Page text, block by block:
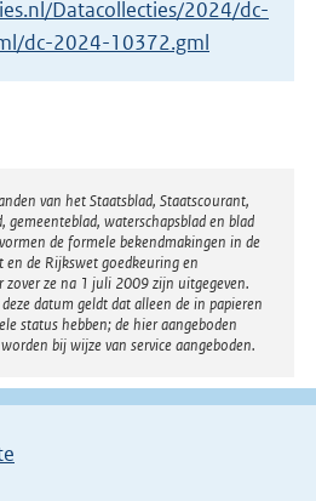
Datacollecties/2024/dc-
dc-2024-10372.gml
van het Staatsblad, Staatscourant,
gemeenteblad, waterschapsblad en blad
de formele bekendmakingen in de
en de Rijkswet goedkeuring en
zover ze na 1 juli 2009 zijn uitgegeven.
datum geldt dat alleen de in papieren
status hebben; de hier aangeboden
bij wijze van service aangeboden.